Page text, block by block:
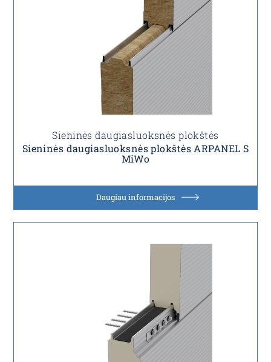
Sieninės daugiasluoksnės plokštės
Sieninės daugiasluoksnės plokštės ARPANEL S
MiWo
Daugiau informacijos